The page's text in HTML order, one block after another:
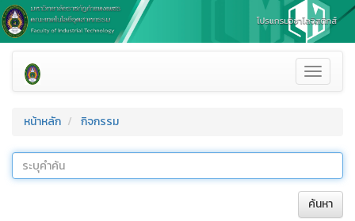
Toggle
หน้าหลัก
กิจกรรม
ค้นหา